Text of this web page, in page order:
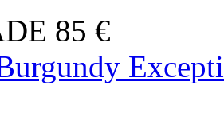
85 €